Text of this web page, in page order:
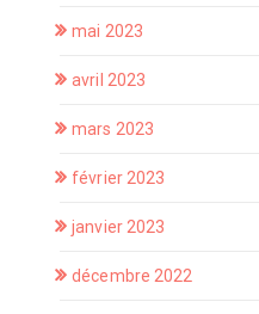
mai 2023
avril 2023
mars 2023
février 2023
janvier 2023
décembre 2022